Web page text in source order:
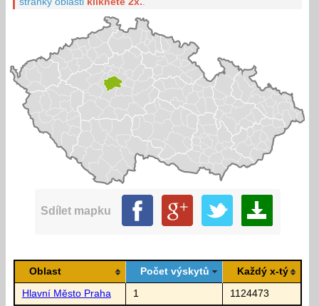
Sdílet mapku
Oblast Počet výskytů Každý x-tý
Hlavní Město Praha 1 1124473